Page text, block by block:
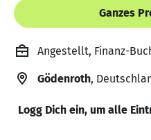
Ganzes
Angestellt, Finanz-
Gödenroth,
Logg Dich ein, um alle